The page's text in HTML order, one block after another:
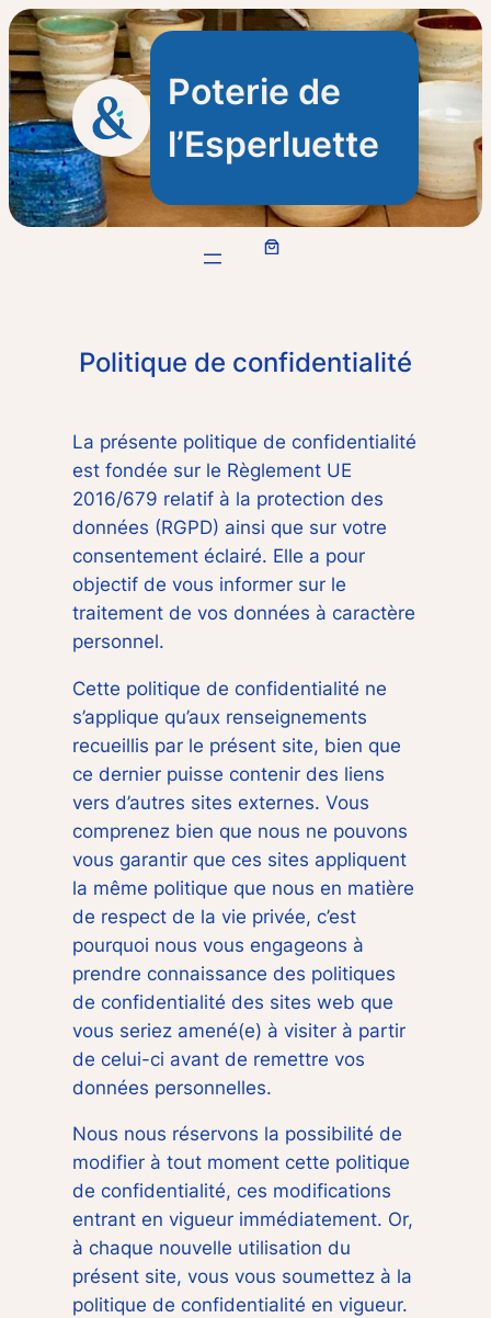
Aller
au
contenu
Poterie de
l’Esperluette
Politique de confidentialité
La présente politique de confidentialité
est fondée sur le Règlement UE
2016/679 relatif à la protection des
données (RGPD) ainsi que sur votre
consentement éclairé. Elle a pour
objectif de vous informer sur le
traitement de vos données à caractère
personnel.
Cette politique de confidentialité ne
s’applique qu’aux renseignements
recueillis par le présent site, bien que
ce dernier puisse contenir des liens
vers d’autres sites externes. Vous
comprenez bien que nous ne pouvons
vous garantir que ces sites appliquent
la même politique que nous en matière
de respect de la vie privée, c’est
pourquoi nous vous engageons à
prendre connaissance des politiques
de confidentialité des sites web que
vous seriez amené(e) à visiter à partir
de celui-ci avant de remettre vos
données personnelles.
Nous nous réservons la possibilité de
modifier à tout moment cette politique
de confidentialité, ces modifications
entrant en vigueur immédiatement. Or,
à chaque nouvelle utilisation du
présent site, vous vous soumettez à la
politique de confidentialité en vigueur.